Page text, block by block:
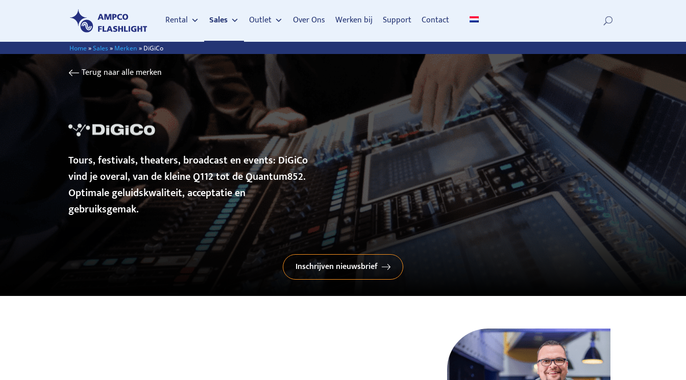
Rental Sales Outlet Over Ons Werken bij Support Contact
Home»Sales» Merken » DiGiCo
Terug naar alle merken
Tours, festivals, theaters, broadcast en events: DiGiCo
vind je overal, van de kleine Q112 tot de Quantum852.
Optimale geluidskwaliteit, acceptatie en
gebruiksgemak.
Inschrijven nieuwsbrief